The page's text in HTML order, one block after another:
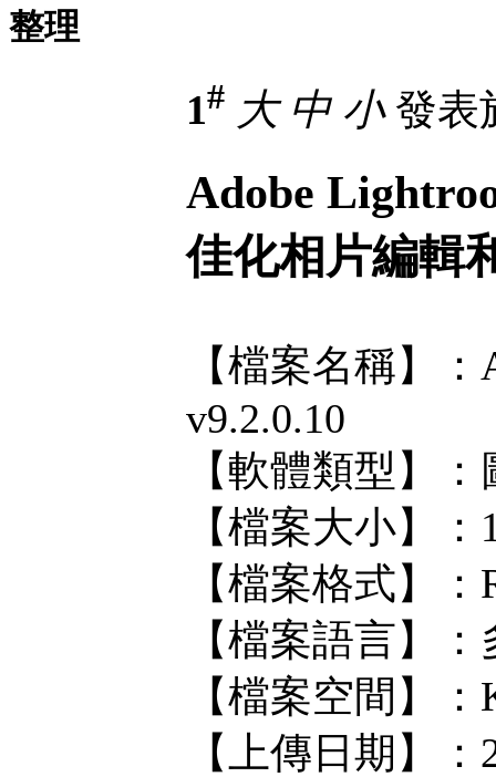
整理
1# 大 中 小發表
Adobe
佳化相片編輯
【檔案名稱】
v9.2.0.10
【軟體類型】
【檔案大小】：
【檔案格式】：
【檔案語言】
【檔案空間】
【上傳日期】：